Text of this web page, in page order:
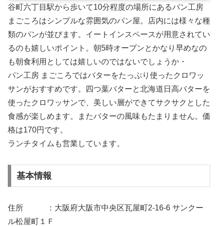
谷町六丁目駅から歩いて10分程度の場所にあるパン工房
まごころはシンプルな雰囲気のパン屋。店内には様々な種
類のパンが並びます。イートインスペースが用意されてい
るのも嬉しいポイント。朝5時オープンとかなり早めなの
も朝食利用としては嬉しいのではないでしょうか・
パン工房 まごころではバターをたっぷり使ったクロワッ
サンがおすすめです。四つ葉バターと北海道日高バターを
使ったクロワッサンで、美しい層ができてサクサクとした
食感が楽しめます。またバターの風味もたまりません。価
格は170円です。
ランチタイムも営業しています。
基本情報
住所 ：大阪府大阪市中央区瓦屋町2-16-6 サンクー
ル松屋町１Ｆ